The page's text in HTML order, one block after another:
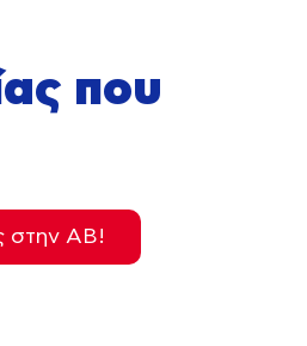
που
στην ΑΒ!